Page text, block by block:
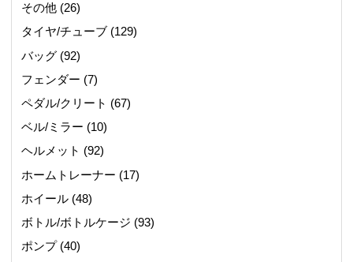
その他(26)
タイヤ/チューブ(129)
バッグ(92)
フェンダー (7)
ペダル/クリート (67)
ベル/ミラー (10)
ヘルメット (92)
ホームトレーナー (17)
ホイール(48)
ボトル/ボトルケージ (93)
ポンプ(40)